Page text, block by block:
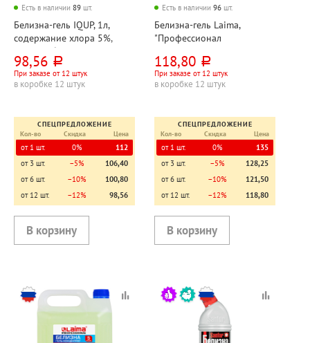
Есть в наличии 89 шт.
Белизна-гель IQUP, 1л,
содержание хлора 5%,
пластик. бутылка
98,56 руб.
При заказе от 12 штук
в коробке 12 штук
СПЕЦПРЕДЛОЖЕНИЕ
Кол-во
Скидка Цена
от 1 шт. 0%
112
от 3 шт.
−5%
106,40
от 6 шт.
−10%
100,80
от 12 шт.
−12% 98,56
Есть в наличии 96 шт.
Белизна-гель Laima,
"Профессионал
концентрат, пластик.
бутылка
118,80 руб.
При заказе от 12 штук
в коробке 12 штук
СПЕЦПРЕДЛОЖЕНИЕ
Кол-во
Скидка Цена
от 1 шт. 0%
135
от 3 шт.
−5%
128,25
от 6 шт.
−10%
121,50
от 12 шт.
−12% 118,80